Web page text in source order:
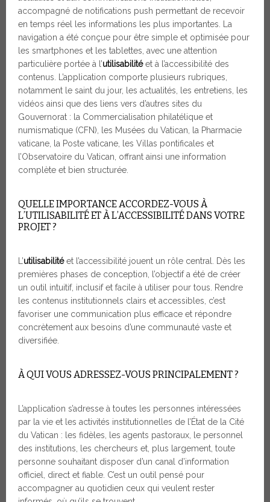
accompagné de notifications push permettant de recevoir
en temps réel les informations les plus importantes. La
navigation a été conçue pour être simple et optimisée pour
les smartphones et les tablettes, avec une attention
particulière portée à l’utilisabilitéet à l’accessibilité des
contenus. L’application comporte plusieurs rubriques,
notamment le saint du jour, les actualités, les entretiens, les
vidéos ainsi que des liens vers d’autres sites du
Gouvernorat : la Commercialisation philatélique et
numismatique (CFN), les Musées du Vatican, la Pharmacie
vaticane, la Poste vaticane, les Villas pontificales et
l’Observatoire du Vatican, offrant ainsi une information
complète et bien structurée.
QUELLE IMPORTANCE ACCORDEZ-VOUS À
L’UTILISABILITÉ ET À L’ACCESSIBILITÉ DANS VOTRE
PROJET ?
L’utilisabilitéet l’accessibilité jouent un rôle central. Dès les
premières phases de conception, l’objectif a été de créer
un outil intuitif, inclusif et facile à utiliser pour tous. Rendre
les contenus institutionnels clairs et accessibles, c’est
favoriser une communication plus efficace et répondre
concrètement aux besoins d’une communauté vaste et
diversifiée.
À QUI VOUS ADRESSEZ-VOUS PRINCIPALEMENT ?
L’application s’adresse à toutes les personnes intéressées
par la vie et les activités institutionnelles de l’État de la Cité
du Vatican : les fidèles, les agents pastoraux, le personnel
des institutions, les chercheurs et, plus largement, toute
personne souhaitant disposer d’un canal d’information
officiel, direct et fiable. C’est un outil pensé pour
accompagner au quotidien ceux qui veulent rester